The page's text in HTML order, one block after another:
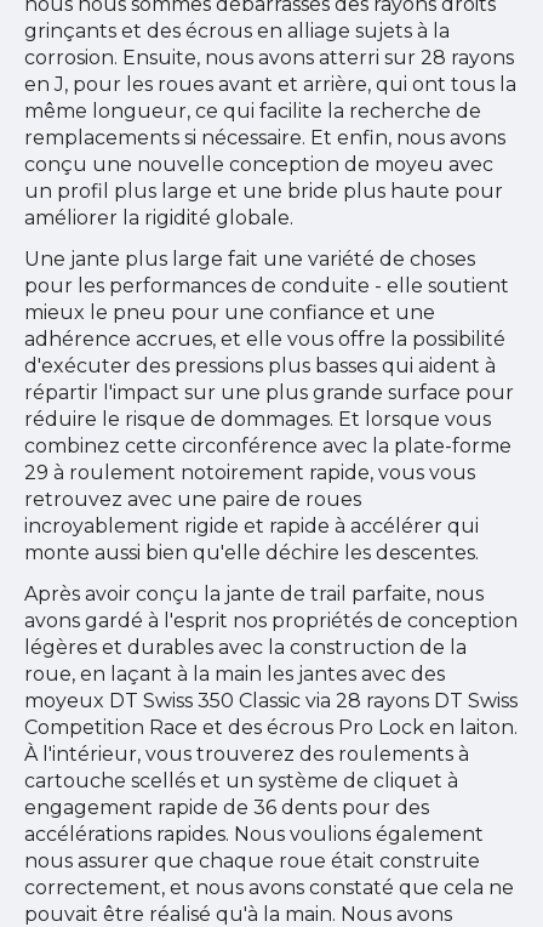
grinçants et des écrous en alliage sujets à la
corrosion. Ensuite, nous avons atterri sur 28 rayons
en J, pour les roues avant et arrière, qui ont tous la
même longueur, ce qui facilite la recherche de
remplacements si nécessaire. Et enfin, nous avons
conçu une nouvelle conception de moyeu avec
un profil plus large et une bride plus haute pour
améliorer la rigidité globale.
Une jante plus large fait une variété de choses
pour les performances de conduite - elle soutient
mieux le pneu pour une confiance et une
adhérence accrues, et elle vous offre la possibilité
d'exécuter des pressions plus basses qui aident à
répartir l'impact sur une plus grande surface pour
réduire le risque de dommages. Et lorsque vous
combinez cette circonférence avec la plate-forme
29 à roulement notoirement rapide, vous vous
retrouvez avec une paire de roues
incroyablement rigide et rapide à accélérer qui
monte aussi bien qu'elle déchire les descentes.
Après avoir conçu la jante de trail parfaite, nous
avons gardé à l'esprit nos propriétés de conception
légères et durables avec la construction de la
roue, en laçant à la main les jantes avec des
moyeux DT Swiss 350 Classic via 28 rayons DT Swiss
Competition Race et des écrous Pro Lock en laiton.
À l'intérieur, vous trouverez des roulements à
cartouche scellés et un système de cliquet à
engagement rapide de 36 dents pour des
accélérations rapides. Nous voulions également
nous assurer que chaque roue était construite
correctement, et nous avons constaté que cela ne
pouvait être réalisé qu'à la main. Nous avons